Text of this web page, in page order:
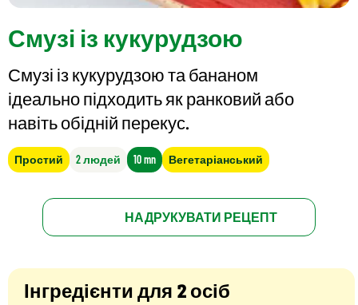
Смузі із кукурудзою
Смузі із кукурудзою та бананом
ідеально підходить як ранковий або
навіть обідній перекус.
Простий 2 людей 10 mn Вегетаріанський
НАДРУКУВАТИ РЕЦЕПТ
Інгредієнти для 2 осіб